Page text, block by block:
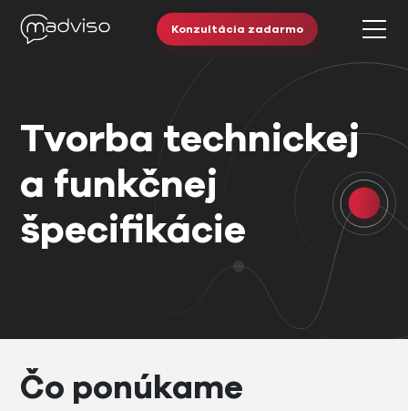
Konzultácia zadarmo
Tvorba technickej
a funkčnej
špecifikácie
Čo ponúkame